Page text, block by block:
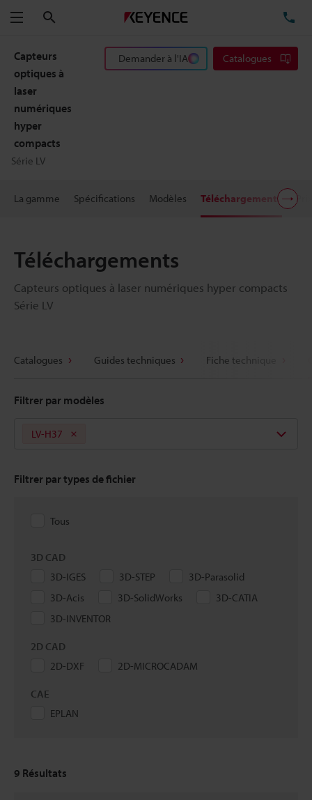
Menu
Capteurs
optiques à
laser
numériques
hyper
compacts
Série LV
Demander à l'IA Catalogues
La gamme Spécifications Modèles Téléchargements Prix
Téléchargements
Capteurs optiques à laser numériques hyper compacts
Série LV
Catalogues Guides techniques Fiche technique
Filtrer par modèles
LV-H37
Filtrer par types de fichier
Tous
3D CAD
3D-IGES
3D-STEP
3D-Parasolid
3D-Acis
3D-SolidWorks
3D-CATIA
3D-INVENTOR
2D CAD
2D-DXF
2D-MICROCADAM
CAE
EPLAN
9 Résultats